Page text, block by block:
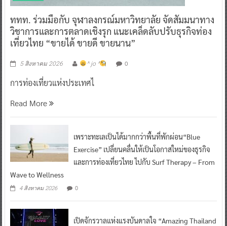
ททท. ร่วมมือกับ จุฬาลงกรณ์มหาวิทยาลัย จัดสัมมนาทาง
วิชาการและการตลาดเชิงรุก แนะเคล็ดลับปรับธุรกิจท่อง
เที่ยวไทย “ขายได้ ขายดี ขายนาน”
5 สิงหาคม 2026 ^ jo ^ 0
การท่องเที่ยวแห่งประเทศไ
Read More
เพราะทะเลเป็นได้มากกว่าพื้นที่พักผ่อน“Blue
Exercise” เปลี่ยนคลื่นให้เป็นโอกาสใหม่ของธุรกิจ
และการท่องเที่ยวไทย ไปกับ Surf Therapy – From
Wave to Wellness
4 สิงหาคม 2026 0
เปิดจักรวาลแห่งแรงบันดาลใจ “Amazing Thailand